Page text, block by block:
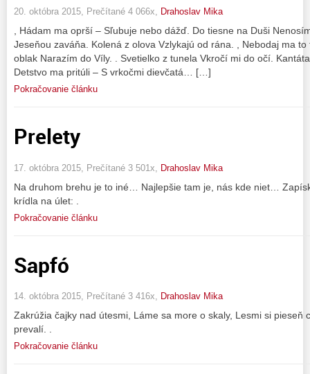
20. októbra 2015, Prečítané 4 066x, Drahoslav Mika
, Hádam ma oprší – Sľubuje nebo dážď. Do tiesne na Duši
Jeseňou zaváňa. Kolená z olova Vzlykajú od rána. , Nebodaj ma
oblak Narazím do Víly. . Svetielko z tunela Vkročí mi do očí.
Detstvo ma pritúli – S vrkočmi dievčatá… […]
Pokračovanie článku
Prelety
17. októbra 2015, Prečítané 3 501x, Drahoslav Mika
Na druhom brehu je to iné… Najlepšie tam je, nás kde niet…
krídla na úlet: .
Pokračovanie článku
Sapfó
14. októbra 2015, Prečítané 3 416x, Drahoslav Mika
Zakrúžia čajky nad útesmi, Láme sa more o skaly, Lesmi si pieseň
prevalí. .
Pokračovanie článku